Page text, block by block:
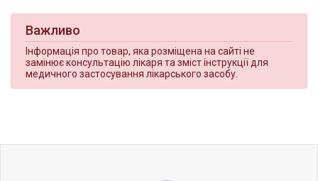
Важливо
Інформація про товар, яка розміщена на сайті не
замінює консультацію лікаря та зміст інструкції для
медичного застосування лікарського засобу.